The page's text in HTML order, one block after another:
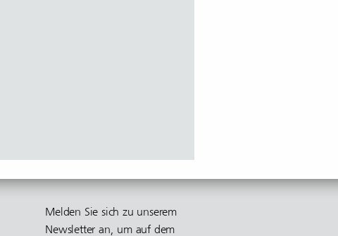
Melden Sie sich zu unserem
Newsletter an, um auf dem